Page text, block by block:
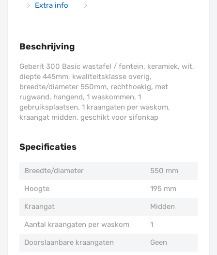
Extra info
Beschrijving
Geberit 300 Basic wastafel / fontein, keramiek, wit,
diepte 445mm, kwaliteitsklasse overig,
breedte/diameter 550mm, rechthoekig, met
rugwand, hangend, 1 waskommen, 1
gebruiksplaatsen, 1 kraangaten per waskom,
kraangat midden, geschikt voor sifonkap
Specificaties
Breedte/diameter 550 mm
Hoogte 195 mm
Kraangat Midden
Aantal kraangaten per waskom 1
Doorslaanbare kraangaten Geen